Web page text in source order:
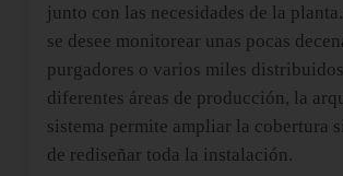
junto con las necesidades de la
se desee monitorear unas pocas
purgadores o varios miles
diferentes áreas de producción, la
sistema permite ampliar la cobertura
de rediseñar toda la instalación.